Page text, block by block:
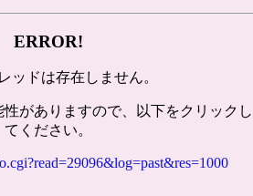
ERROR!
ッドは存在しません。
がありますので、以下をクリックし
てください。